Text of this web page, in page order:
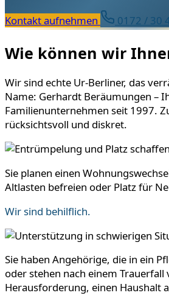
Kontakt aufnehmen
0172 / 30
Wie können wir
Wir sind echte Ur-Berliner, das
Name: Gerhardt Beräumungen –
Familienunternehmen seit 1997.
rücksichtsvoll und diskret.
Sie planen einen
Altlasten befreien oder Platz für
Wir sind behilflich.
Sie haben Angehörige, die in ein
oder stehen nach einem
Herausforderung, einen Haushalt